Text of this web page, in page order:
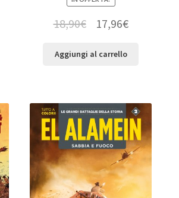
18,90€ 17,96€
Aggiungi al carrello